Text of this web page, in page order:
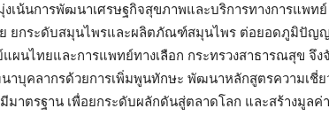
เน้นการพัฒนาเศรษฐกิจสุขภาพและบริการทางการแพทย์
ยกระดับสมุนไพรและผลิตภัณฑ์สมุนไพร ต่อยอดภูมิปัญญ
ผนไทยและการแพทย์ทางเลือก กระทรวงสาธารณสุข จึง
าบุคลากรด้วยการเพิ่มพูนทักษะ พัฒนาหลักสูตรความเชี่ย
มาตรฐาน เพื่อยกระดับผลักดันสู่ตลาดโลก และสร้างมูลค่